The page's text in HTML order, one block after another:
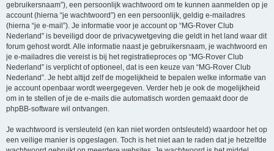
gebruikersnaam”), een persoonlijk wachtwoord om te kunnen aanmelden op je
account (hierna “je wachtwoord”) en een persoonlijk, geldig e-mailadres
(hierna “je e-mail”). Je informatie voor je account op “MG-Rover Club
Nederland” is beveiligd door de privacywetgeving die geldt in het land waar dit
forum gehost wordt. Alle informatie naast je gebruikersnaam, je wachtwoord en
je e-mailadres die vereist is bij het registratieproces op “MG-Rover Club
Nederland” is verplicht of optioneel, dat is een keuze van “MG-Rover Club
Nederland”. Je hebt altijd zelf de mogelijkheid te bepalen welke informatie van
je account openbaar wordt weergegeven. Verder heb je ook de mogelijkheid
om in te stellen of je de e-mails die automatisch worden gemaakt door de
phpBB-software wil ontvangen.
Je wachtwoord is versleuteld (en kan niet worden ontsleuteld) waardoor het op
een veilige manier is opgeslagen. Toch is het niet aan te raden dat je hetzelfde